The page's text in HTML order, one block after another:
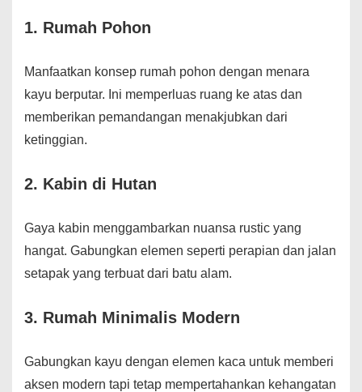
1. Rumah Pohon
Manfaatkan konsep rumah pohon dengan menara
kayu berputar. Ini memperluas ruang ke atas dan
memberikan pemandangan menakjubkan dari
ketinggian.
2. Kabin di Hutan
Gaya kabin menggambarkan nuansa rustic yang
hangat. Gabungkan elemen seperti perapian dan jalan
setapak yang terbuat dari batu alam.
3. Rumah Minimalis Modern
Gabungkan kayu dengan elemen kaca untuk memberi
aksen modern tapi tetap mempertahankan kehangatan